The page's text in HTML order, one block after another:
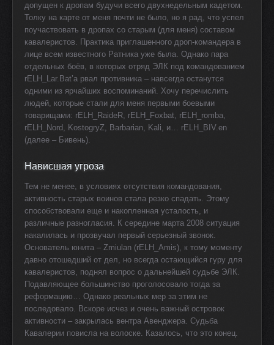
допущен к дропам будучи всего двухнедельным кадетом.
Толку на карте от меня почти не было, но я рад, что успел
поучаствовать в дропах со старым (для меня) составом
кавалеристов. Практика приглашенного дроп-командера в
лице всем известного Ратника уже была. Однако пара
отдельных боёв, в которых отряд ЭЛК под командованием
rELH_Lar.Bat’а рвал противника – навсегда останутся
одними из ярчайших воспоминаний. Хочу перечислить
людей, которые стали для меня первыми боевыми
товарищами: rELH_RaideR, rELH_Foxbat, rELH_romba,
rELH_Nord, KostogryZ, Barbarian, Kali, и… rELH_BIV.en
(далее – Бивень).
Нависшая угроза
Тем не менее, в условиях отсутствия командования,
активность старых воинов стала резко спадать. Этому
способствовали еще и накопленная усталость, и
различные разногласия. К середине марта 2008 ситуация
накалилась и прозвучал первый серьезный звонок.
Основатель юнита – Zmiulan (rELH_Amis), к тому моменту
давно отошедший от дел, но всегда остающийся гуру для
кавалеристов, поднял вопрос о дальнейшей судьбе ЭЛК.
Подавляющее большинство проголосовало тогда за
реформацию… Однако реальных мер за этим не
последовало. Вскоре исчез и очень важный островок
активности – закрылась вентра Авенджера. Судьба
Кавалерии повисла на волоске. Казалось, что это конец.